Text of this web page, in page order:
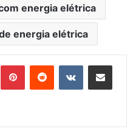
energia elétrica
energia elétrica